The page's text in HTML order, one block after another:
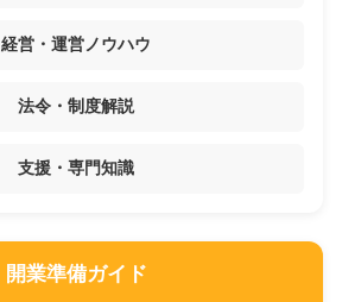
経営・運営ノウハウ
法令・制度解説
支援・専門知識
開業準備ガイド